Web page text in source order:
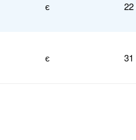
є 22
є 31